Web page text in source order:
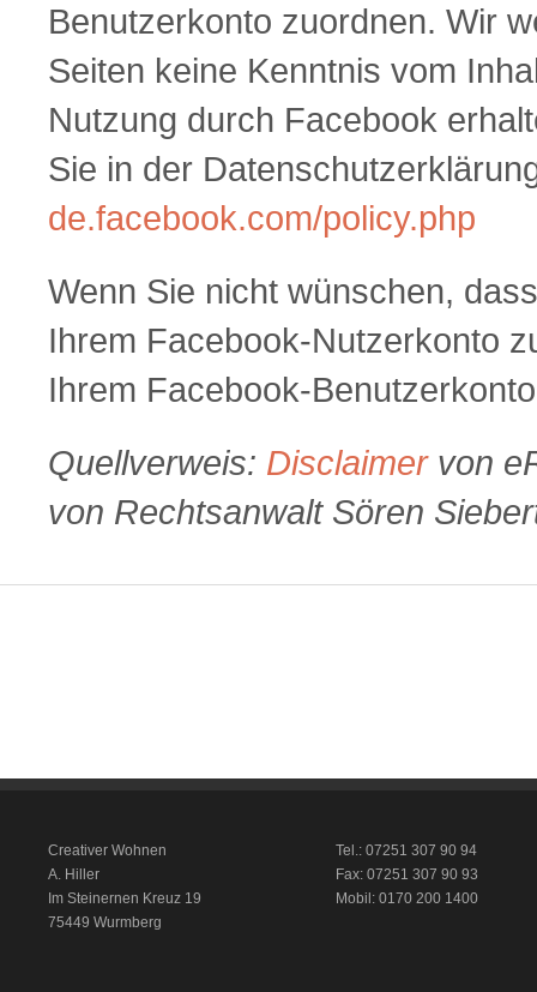
Benutzerkonto zuordnen. Wir
Seiten keine Kenntnis vom
Nutzung durch Facebook
Sie in der
de.facebook.com/policy.php
Wenn Sie nicht wünschen,
Ihrem Facebook-Nutzerkonto
Ihrem Facebook-
Quellverweis: Disclaimervon
von Rechtsanwalt Sören
Creativer Wohnen
A. Hiller
Im Steinernen Kreuz 19
75449 Wurmberg
Tel.: 07251 307 90 94
Fax: 07251 307 90 93
Mobil: 0170 200 1400